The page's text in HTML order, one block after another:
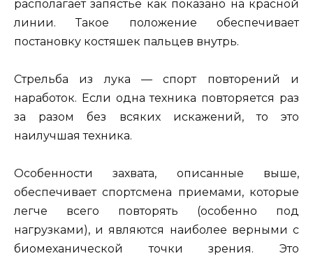
располагает запястье как показано на красной
линии. Такое положение обеспечивает
постановку костяшек пальцев внутрь.
Стрельба из лука — спорт повторений и
наработок. Если одна техника повторяется раз
за разом без всяких искажений, то это
наилучшая техника.
Особенности захвата, описанные выше,
обеспечивает спортсмена приемами, которые
легче всего повторять (особенно под
нагрузками), и являются наиболее верными с
биомеханической точки зрения. Это